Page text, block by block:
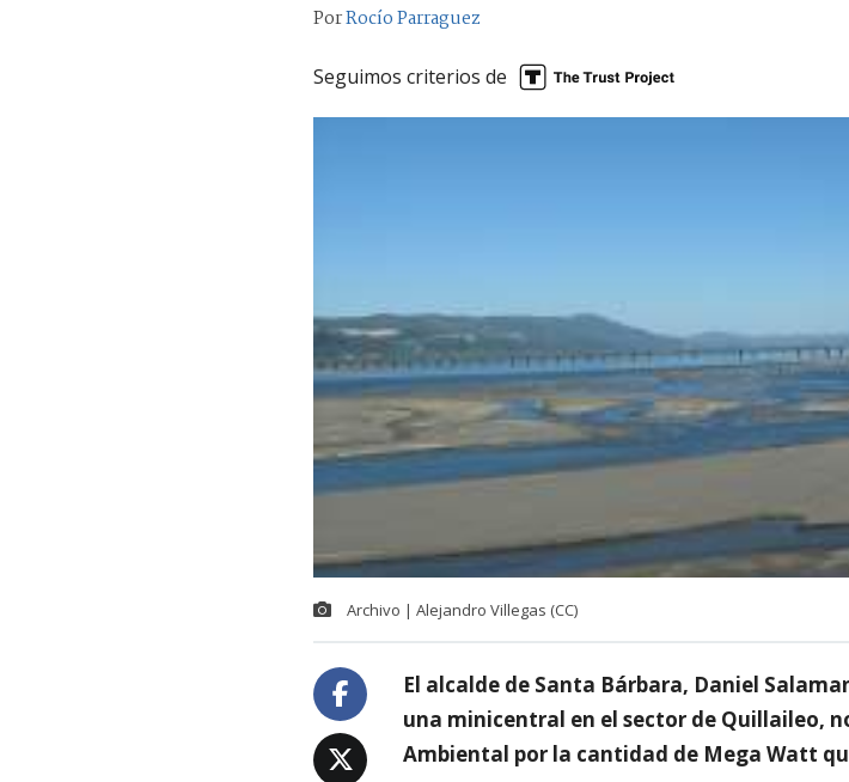
PorRocío Parraguez
Seguimos criterios de
Archivo | Alejandro Villegas (CC)
El alcalde de Santa Bárbara, Daniel
una minicentral en el sector de Quillaileo,
Ambiental por la cantidad de Mega Watt